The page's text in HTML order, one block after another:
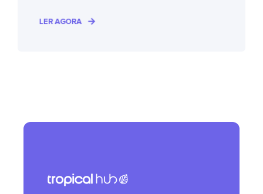
LER AGORA